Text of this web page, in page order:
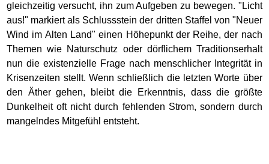
gleichzeitig versucht, ihn zum Aufgeben zu bewegen. "Licht
aus!" markiert als Schlussstein der dritten Staffel von "Neuer
Wind im Alten Land" einen Höhepunkt der Reihe, der nach
Themen wie Naturschutz oder dörflichem Traditionserhalt
nun die existenzielle Frage nach menschlicher Integrität in
Krisenzeiten stellt. Wenn schließlich die letzten Worte über
den Äther gehen, bleibt die Erkenntnis, dass die größte
Dunkelheit oft nicht durch fehlenden Strom, sondern durch
mangelndes Mitgefühl entsteht.